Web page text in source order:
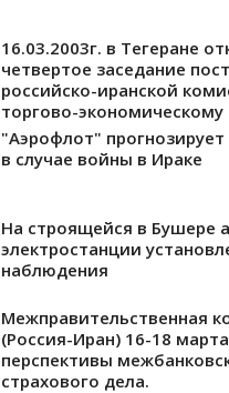
16.03.2003г. в Тегеране
четвертое заседание
российско-иранской
торгово-экономическому
"Аэрофлот"
в случае войны в Ираке
На строящейся в Бушере
электростанции
наблюдения
Межправительственная
(Россия-Иран) 16-18
перспективы
страхового дела.